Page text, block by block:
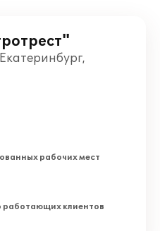
рабочих мест
работающих клиентов